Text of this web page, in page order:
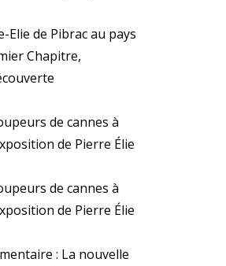
Elie de Pibrac au pays
Chapitre,
de cannes à
de Pierre Élie
de cannes à
de Pierre Élie
: La nouvelle